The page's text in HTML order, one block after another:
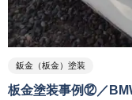
鈑金（板金）塗装
板金塗装事例⑫／